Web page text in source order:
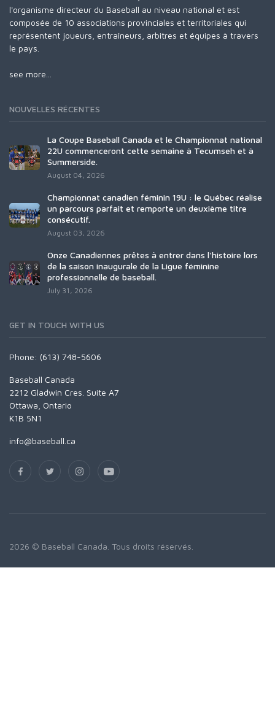
l'organisme directeur du Baseball au niveau national et est
composée de 10 associations provinciales et territoriales qui
représentent joueurs, entraîneurs, arbitres et équipes à travers
le pays.
see more...
NOUVELLES RÉCENTES
La Coupe Baseball Canada et le Championnat national
22U commenceront cette semaine à Tecumseh et à
Summerside.
August 04, 2026
Championnat canadien féminin 19U : le Québec réalise
un parcours parfait et remporte un deuxième titre
consécutif.
August 03, 2026
Onze Canadiennes prêtes à entrer dans l'histoire lors
de la saison inaugurale de la Ligue féminine
professionnelle de baseball.
July 31, 2026
GET IN TOUCH WITH US
Phone: (613) 748-5606
Baseball Canada
2212 Gladwin Cres. Suite A7
Ottawa, Ontario
K1B 5N1
info@baseball.ca
2026 © Baseball Canada. Tous droits réservés.